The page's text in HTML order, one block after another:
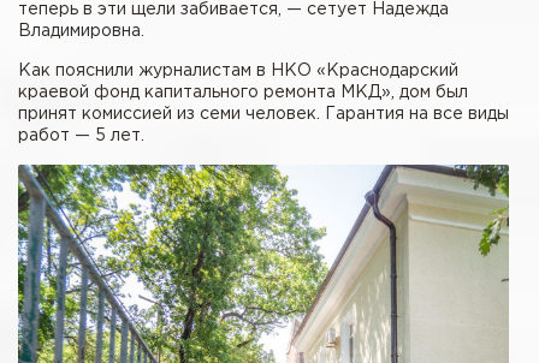
теперь в эти щели забивается, — сетует Надежда
Владимировна.
Как пояснили журналистам в НКО «Краснодарский
краевой фонд капитального ремонта МКД», дом был
принят комиссией из семи человек. Гарантия на все виды
работ — 5 лет.